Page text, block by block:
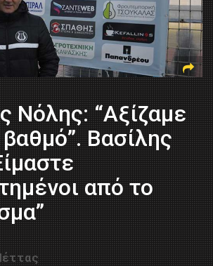
Νόλης: “Αξίζαμε
Βασίλης
από το